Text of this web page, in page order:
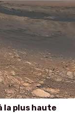
la plus haute